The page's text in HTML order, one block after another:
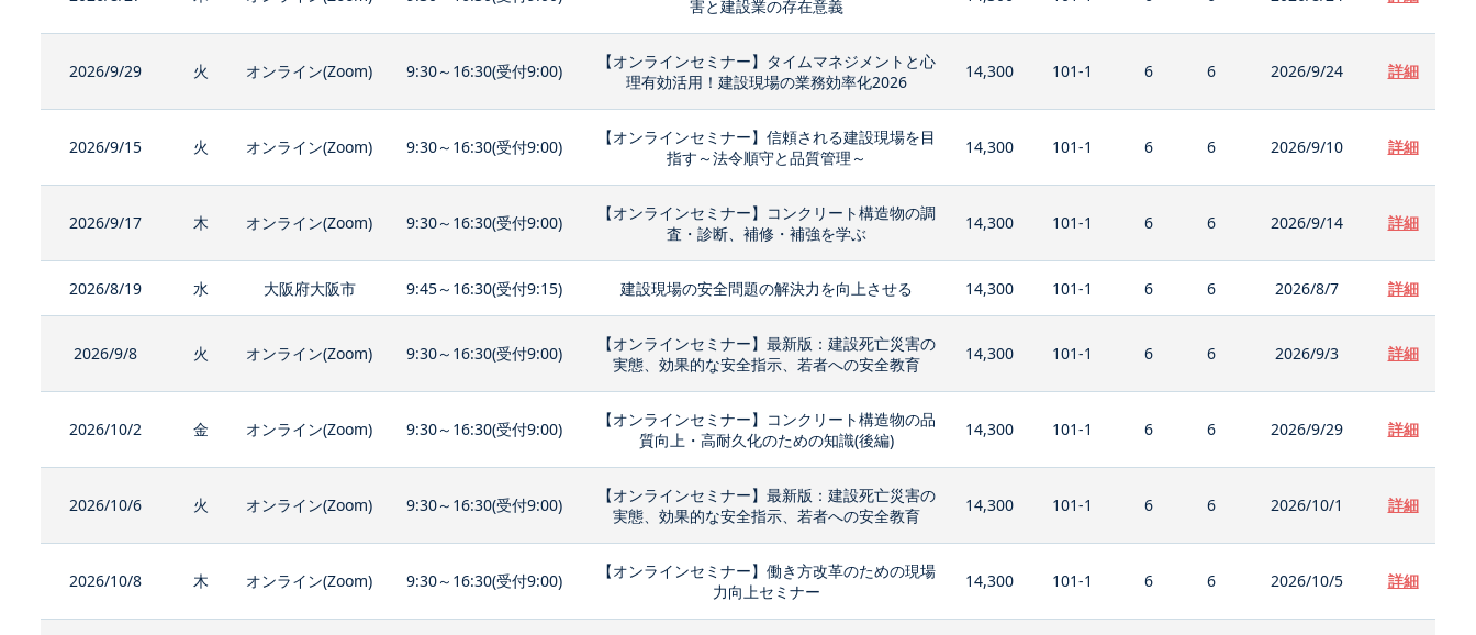
害と建設業の存在意義
2026/9/29 火 オンライン(Zoom) 9:30～16:30(受付9:00)
【オンラインセミナー】タイムマネジメントと心
理有効活用！建設現場の業務効率化2026
14,300 101-1 6 6 2026/9/24 詳細
2026/9/15 火 オンライン(Zoom) 9:30～16:30(受付9:00)
【オンラインセミナー】信頼される建設現場を目
指す～法令順守と品質管理～
14,300 101-1 6 6 2026/9/10 詳細
2026/9/17 木 オンライン(Zoom) 9:30～16:30(受付9:00)
【オンラインセミナー】コンクリート構造物の調
査・診断、補修・補強を学ぶ
14,300 101-1 6 6 2026/9/14 詳細
2026/8/19 水 大阪府大阪市 9:45～16:30(受付9:15) 建設現場の安全問題の解決力を向上させる 14,300 101-1 6 6 2026/8/7 詳細
2026/9/8 火 オンライン(Zoom) 9:30～16:30(受付9:00)
【オンラインセミナー】最新版：建設死亡災害の
実態、効果的な安全指示、若者への安全教育
14,300 101-1 6 6 2026/9/3 詳細
2026/10/2 金 オンライン(Zoom) 9:30～16:30(受付9:00)
【オンラインセミナー】コンクリート構造物の品
質向上・高耐久化のための知識(後編)
14,300 101-1 6 6 2026/9/29 詳細
2026/10/6 火 オンライン(Zoom) 9:30～16:30(受付9:00)
【オンラインセミナー】最新版：建設死亡災害の
実態、効果的な安全指示、若者への安全教育
14,300 101-1 6 6 2026/10/1 詳細
2026/10/8 木 オンライン(Zoom) 9:30～16:30(受付9:00)
【オンラインセミナー】働き方改革のための現場
力向上セミナー
14,300 101-1 6 6 2026/10/5 詳細